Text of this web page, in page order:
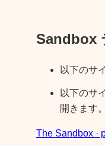
Sandbox
以下のサ
以下のサ
開きます。
The Sandbox ·